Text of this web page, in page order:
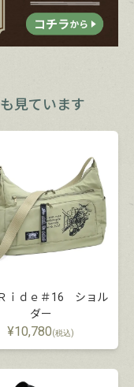
見ています
ｉｄｅ＃16 ショル
ダー
¥10,780(税込)